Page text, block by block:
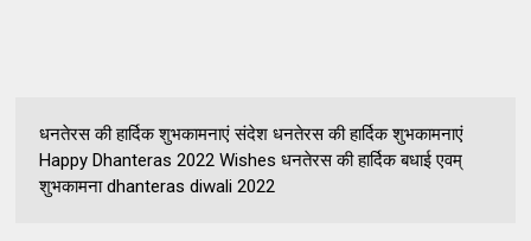
धनतेरस की हार्दिक शुभकामनाएं संदेश धनतेरस की हार्दिक शुभकामनाएं
Happy Dhanteras 2022 Wishes धनतेरस की हार्दिक बधाई एवम्
शुभकामना dhanteras diwali 2022